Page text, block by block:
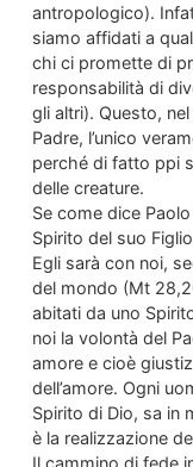
antropologico).
siamo affidati a
chi ci promette di
responsabilità di
gli altri). Questo,
Padre, l’unico
perché di fatto ppi
delle creature.
Se come dice
Spirito del suo
Egli sarà con noi,
del mondo (Mt
abitati da uno
noi la volontà del
amore e cioè
dell’amore. Ogni
Spirito di Dio, sa in
è la realizzazione
Il cammino di fede